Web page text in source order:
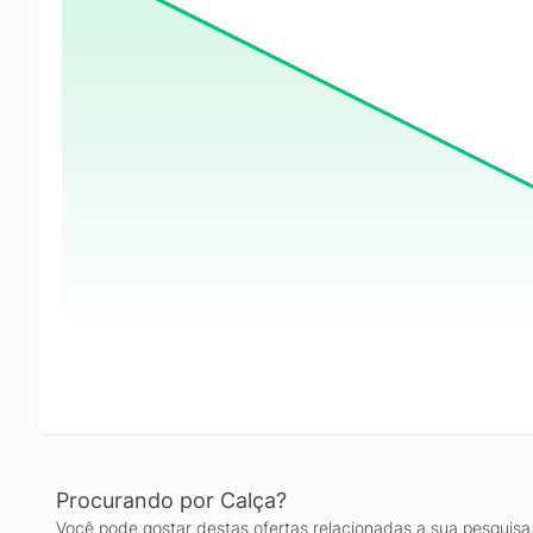
Procurando por Calça?
Você pode gostar destas ofertas relacionadas a sua